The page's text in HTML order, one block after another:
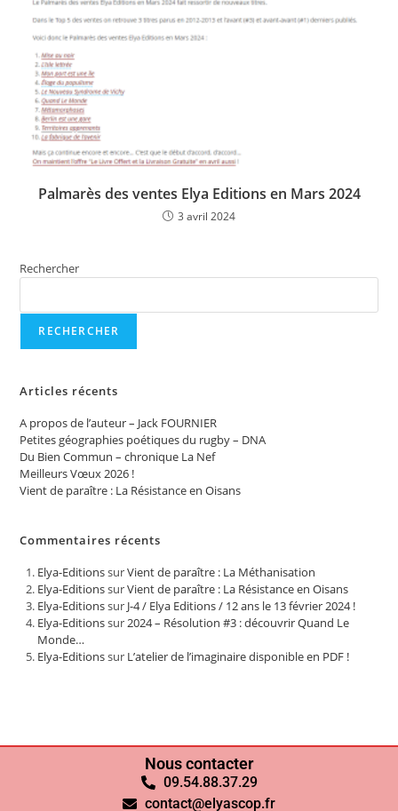
Palmarès des ventes Elya Editions en Mars 2024
3 avril 2024
Rechercher
RECHERCHER
Articles récents
A propos de l’auteur – Jack FOURNIER
Petites géographies poétiques du rugby – DNA
Du Bien Commun – chronique La Nef
Meilleurs Vœux 2026 !
Vient de paraître : La Résistance en Oisans
Commentaires récents
Elya-EditionssurVient de paraître : La Méthanisation
Elya-EditionssurVient de paraître : La Résistance en Oisans
Elya-Editionssur J-4 / Elya Editions / 12 ans le 13 février 2024 !
Elya-Editionssur2024 – Résolution #3 : découvrir Quand Le
Monde…
Elya-Editionssur L’atelier de l’imaginaire disponible en PDF !
Nous contacter
09.54.88.37.29
contact@elyascop.fr